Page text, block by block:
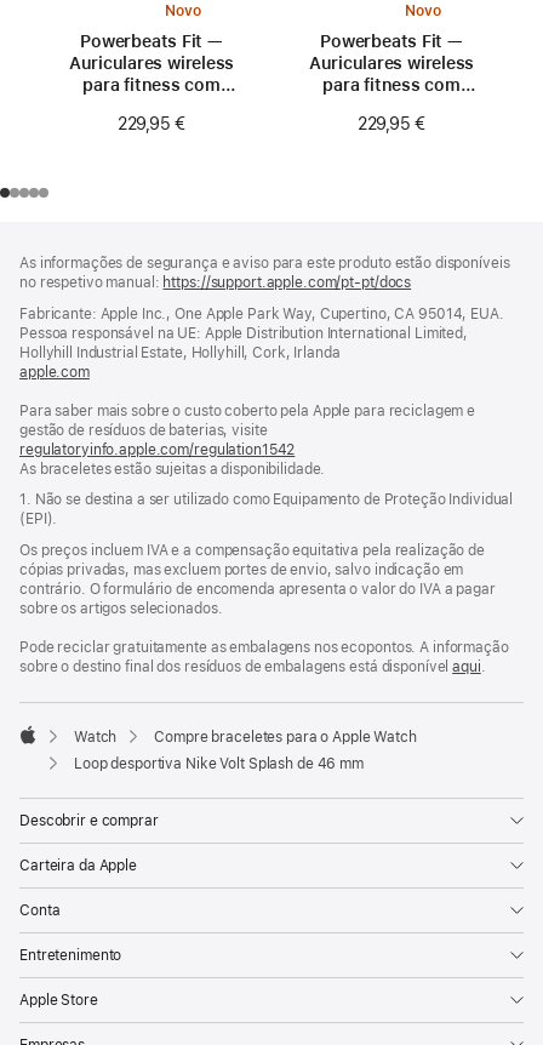
Novo
Powerbeats Fit —
Auriculares wireless
para fitness com
Rosa fogo
229,95 €
Novo
Powerbeats Fit —
Auriculares wireless
para fitness com
Laranja explosivo
229,95 €
de
rodapé
As informações de segurança e aviso para este produto estão disponíveis
no respetivo manual: https://support.apple.com/pt-pt/docs
nova
janela)
Fabricante: Apple Inc., One Apple Park Way, Cupertino, CA 95014, EUA.
Pessoa responsável na UE: Apple Distribution International Limited,
Hollyhill Industrial Estate, Hollyhill, Cork, Irlanda
apple.com(abre
nova
janela)
Para saber mais sobre o custo coberto pela Apple para reciclagem e
gestão de resíduos de baterias, visite
regulatoryinfo.apple.com/regulation1542
numa
nova
janela)
As braceletes estão sujeitas a disponibilidade.
1. Não se destina a ser utilizado como Equipamento de Proteção Individual
(EPI).
Os preços incluem IVA e a compensação equitativa pela realização de
cópias privadas, mas excluem portes de envio, salvo indicação em
contrário. O formulário de encomenda apresenta o valor do IVA a pagar
sobre os artigos selecionados.
Pode reciclar gratuitamente as embalagens nos ecopontos. A informação
sobre o destino final dos resíduos de embalagens está disponívelaqui.
Apple
Watch
Compre braceletes para o Apple Watch
Loop desportiva Nike Volt Splash de 46 mm
Descobrir e comprar
Carteira da Apple
Conta
Entretenimento
Apple Store